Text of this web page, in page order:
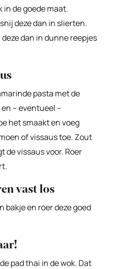
in de goede maat.
deze dan in slierten.
dan in dunne reepjes
pasta met de
– eventueel –
het smaakt en voeg
of vissaus toe. Zout
de vissaus voor. Roer
vast los
bakje en roer deze goed
pad thai in de wok. Dat